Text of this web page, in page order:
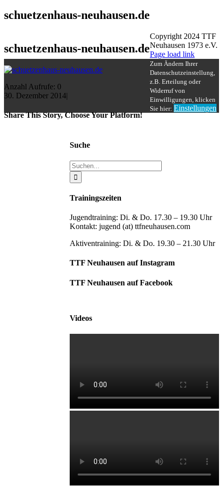
schuetzenhaus-neuhausen.de
schuetzenhaus-neuhausen.de
Anzahl Aufrufe: 0
30. Dezember 2014|
Share This Story, Choose Your Platform!
Suche
Suche
nach:
Trainingszeiten
Jugendtraining: Di. & Do. 17.30 – 19.30 Uhr
Kontakt: jugend (at) ttfneuhausen.com
Aktiventraining: Di. & Do. 19.30 – 21.30 Uhr
TTF Neuhausen auf Instagram
TTF Neuhausen auf Facebook
Videos
Copyright 2024 TTF
Neuhausen 1973 e.V.
Facebook
Instagram
Page load link
Zum Ändern Ihrer
Datenschutzeinstellung,
z.B. Erteilung oder
Widerruf von
Einwilligungen, klicken
Sie hier: Einstellungen